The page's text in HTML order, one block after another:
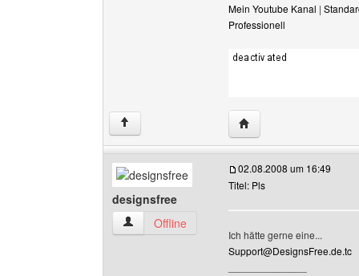
Mein Youtube Kanal |
Professionell
↑ Website dieses
designsfree
designsfree Benutzer-Profile anzeigen
Offline
02.08.2008 um 16:49
Titel: Pls
Ich hätte gerne eine...
Support@DesignsFree.de.tc